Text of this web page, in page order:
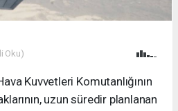
Oku)
Kuvvetleri Komutanlığının
uzun süredir planlanan